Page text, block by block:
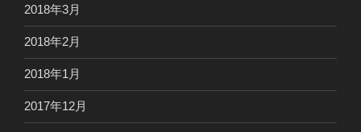
2018年3月
2018年2月
2018年1月
2017年12月